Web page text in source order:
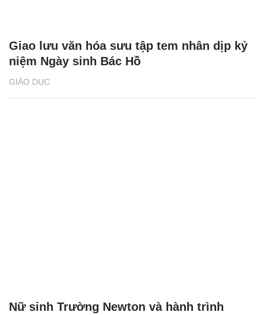
GIÁO DỤC
Giao lưu văn hóa sưu tập tem nhân dịp kỷ
niệm Ngày sinh Bác Hồ
Nữ sinh Trường Newton và hành trình